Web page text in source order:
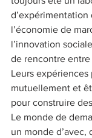
d’expérimentation
l’économie de
l’innovation
de rencontre
Leurs
mutuellement et
pour construire
Le monde de
un monde d’avec,